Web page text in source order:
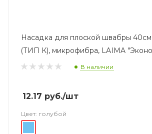
Насадка для плоской швабры
(ТИП К), микрофибра, LAIMA
В наличии
12.17 руб./шт
Цвет: голубой